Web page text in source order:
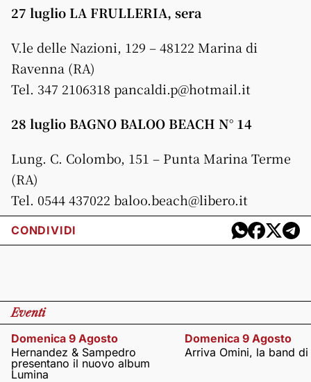
27 luglio LA FRULLERIA, sera
V.le delle Nazioni, 129 – 48122 Marina di
Ravenna (RA)
Tel. 347 2106318 pancaldi.p@hotmail.it
28 luglio BAGNO BALOO BEACH N° 14
Lung. C. Colombo, 151 – Punta Marina Terme
(RA)
Tel. 0544 437022 baloo.beach@libero.it
CONDIVIDI
Eventi
Domenica 9 Agosto
Hernandez & Sampedro
presentano il nuovo album
Lumina
Domenica 9 Agosto
Arriva Omini, la band